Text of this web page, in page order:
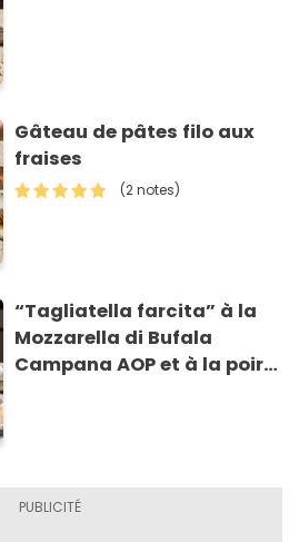
Gâteau de pâtes filo aux
fraises
(2 notes)
“Tagliatella farcita” à la
Mozzarella di Bufala
Campana AOP et à la poire